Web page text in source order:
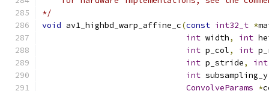
*/
void av1_highbd_warp_affine_c(const int32_t *
int width, int
int p_col, int
int p_stride, int
int subsampling_y
ConvolveParams *